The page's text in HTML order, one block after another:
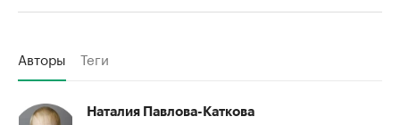
Авторы Теги
Наталия Павлова-Каткова